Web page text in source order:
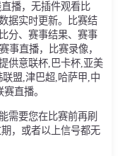
播，无插件观看比
据实时更新。比赛结
分、赛事结果、赛事
事直播，比赛录像，
供意联杯,巴卡杯,亚美
盟,津巴超,哈萨甲,中
直播。
需要您在比赛前再刷
，或者以上信号都无